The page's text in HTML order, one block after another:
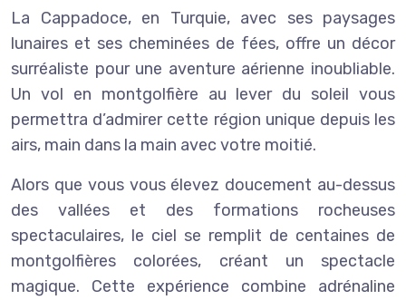
La Cappadoce, en Turquie, avec ses paysages
lunaires et ses cheminées de fées, offre un décor
surréaliste pour une aventure aérienne inoubliable.
Un vol en montgolfière au lever du soleil vous
permettra d’admirer cette région unique depuis les
airs, main dans la main avec votre moitié.
Alors que vous vous élevez doucement au-dessus
des vallées et des formations rocheuses
spectaculaires, le ciel se remplit de centaines de
montgolfières colorées, créant un spectacle
magique. Cette expérience combine adrénaline